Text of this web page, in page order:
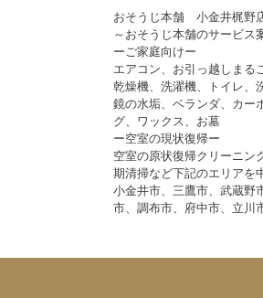
おそうじ本舗 小金井梶
～おそうじ本舗のサービス
ーご家庭向けー
エアコン、お引っ越しまる
乾燥機、洗濯機、トイレ、
鏡の水垢、ベランダ、カー
グ、ワックス、お墓
ー空室の現状復帰ー
空室の原状復帰クリーニン
期清掃など下記のエリアを
小金井市、三鷹市、武蔵野
市、調布市、府中市、立川